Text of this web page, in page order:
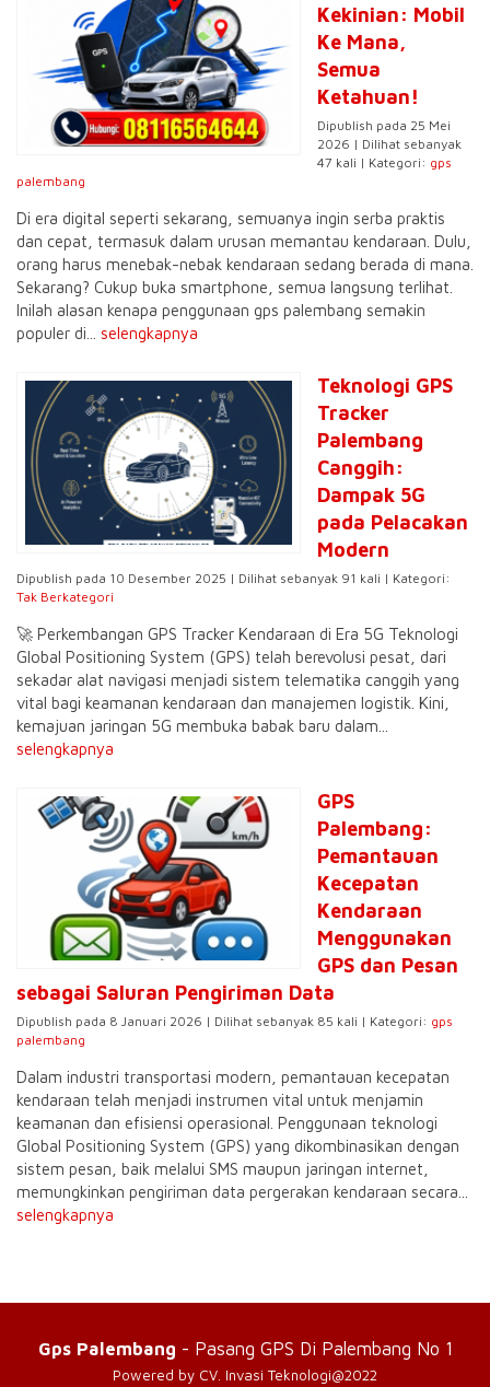
Kekinian: Mobil
Ke Mana,
Semua
Ketahuan!
Dipublish pada 25 Mei
2026 | Dilihat sebanyak
47 kali | Kategori: gps
palembang
Di era digital seperti sekarang, semuanya ingin serba praktis
dan cepat, termasuk dalam urusan memantau kendaraan. Dulu,
orang harus menebak-nebak kendaraan sedang berada di mana.
Sekarang? Cukup buka smartphone, semua langsung terlihat.
Inilah alasan kenapa penggunaan gps palembang semakin
populer di... selengkapnya
Teknologi GPS
Tracker
Palembang
Canggih:
Dampak 5G
pada Pelacakan
Modern
Dipublish pada 10 Desember 2025 | Dilihat sebanyak 91 kali | Kategori:
Tak Berkategori
🚀 Perkembangan GPS Tracker Kendaraan di Era 5G Teknologi
Global Positioning System (GPS) telah berevolusi pesat, dari
sekadar alat navigasi menjadi sistem telematika canggih yang
vital bagi keamanan kendaraan dan manajemen logistik. Kini,
kemajuan jaringan 5G membuka babak baru dalam...
selengkapnya
GPS
Palembang:
Pemantauan
Kecepatan
Kendaraan
Menggunakan
GPS dan Pesan
sebagai Saluran Pengiriman Data
Dipublish pada 8 Januari 2026 | Dilihat sebanyak 85 kali | Kategori: gps
palembang
Dalam industri transportasi modern, pemantauan kecepatan
kendaraan telah menjadi instrumen vital untuk menjamin
keamanan dan efisiensi operasional. Penggunaan teknologi
Global Positioning System (GPS) yang dikombinasikan dengan
sistem pesan, baik melalui SMS maupun jaringan internet,
memungkinkan pengiriman data pergerakan kendaraan secara...
selengkapnya
Gps Palembang - Pasang GPS Di Palembang No 1
Powered by CV. Invasi Teknologi@2022